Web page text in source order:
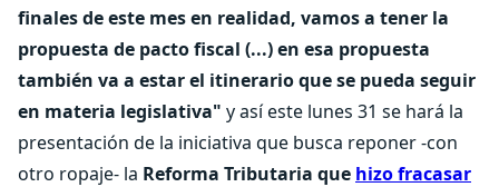
finales de este mes en realidad, vamos a tener la
propuesta de pacto fiscal (...) en esa propuesta
también va a estar el itinerario que se pueda seguir
en materia legislativa" y así este lunes 31 se hará la
presentación de la iniciativa que busca reponer -con
otro ropaje- la Reforma Tributaria que hizo fracasar